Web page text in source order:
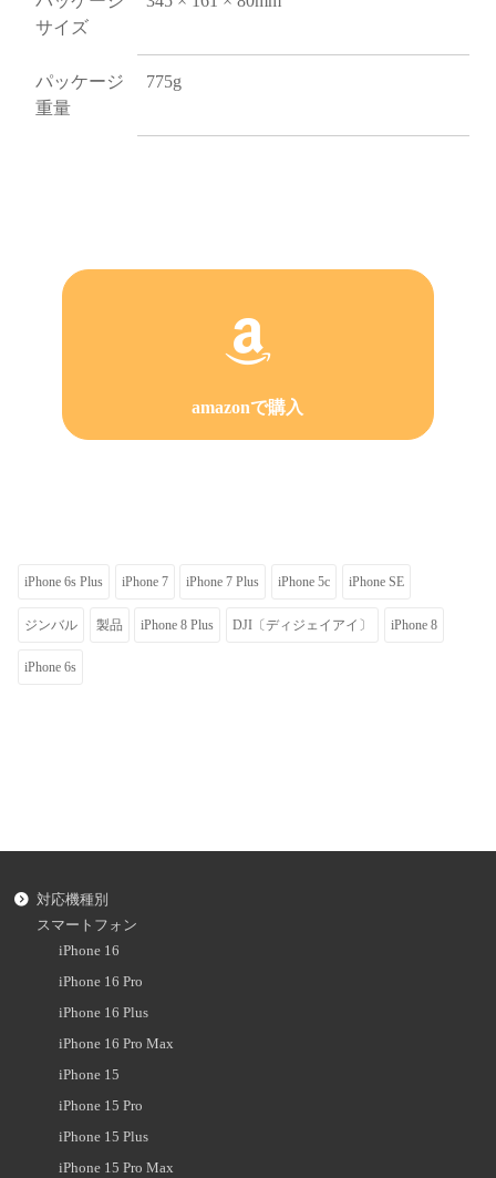
サイズ
パッケージ
重量
775g
amazonで購入
iPhone 6s Plus iPhone 7 iPhone 7 Plus iPhone 5c iPhone SE
ジンバル 製品 iPhone 8 Plus DJI〔ディジェイアイ〕 iPhone 8
iPhone 6s
対応機種別
スマートフォン
iPhone 16
iPhone 16 Pro
iPhone 16 Plus
iPhone 16 Pro Max
iPhone 15
iPhone 15 Pro
iPhone 15 Plus
iPhone 15 Pro Max